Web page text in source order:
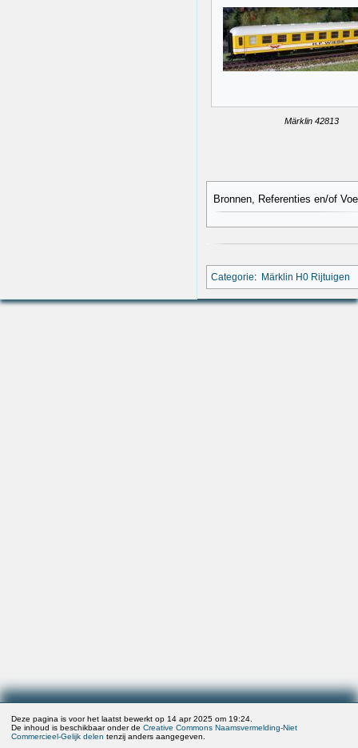
Märklin 42813
Bronnen, Referenties en/of
Categorie: Märklin H0 Rijtuigen
Deze pagina is voor het laatst bewerkt op 14 apr 2025 om 19:24.
De inhoud is beschikbaar onder deCreative Commons Naamsvermelding-Niet
Commercieel-Gelijk delen tenzij anders aangegeven.